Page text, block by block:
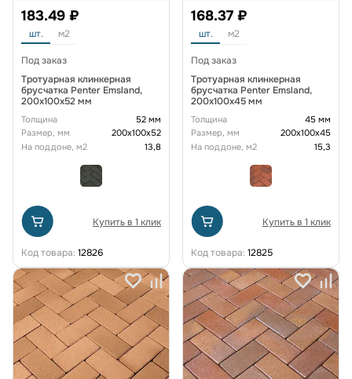
183.49 ₽
шт. м2
Под заказ
Тротуарная клинкерная
брусчатка Penter Emsland,
200x100x52 мм
Толщина
52 мм
Размер, мм
200х100х52
На поддоне, м2
13,8
Купить в 1 клик
Код товара: 12826
168.37 ₽
шт. м2
Под заказ
Тротуарная клинкерная
брусчатка Penter Emsland,
200x100x45 мм
Толщина
45 мм
Размер, мм
200х100х45
На поддоне, м2
15,3
Купить в 1 клик
Код товара: 12825